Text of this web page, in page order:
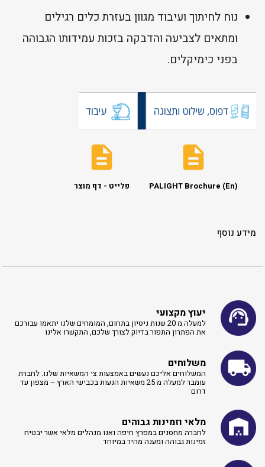
נוח לחיתוך ועיבוד מגוון בעזרת כלים רגילים
ומתאים לצביעה והדבקה בזכות עמידותו הגבוהה
בפני כימיקלים.
PALIGHT Brochure (En) פלייט - דף מוצר
מידע נוסף
יעוץ מקצועי
למעלה מ 20 שנות ניסיון בתחום, המומחים שלנו יתאמו עבורכם
את הפתרון התפור בדיוק לצורך שלכם, התקשרו אלינו ​
משלוחים
המשלוחים אליכם נעשים באמצעות צי המשאיות שלנו. לחברת
עומבר למעלה מ 25 משאיות הנעות בכבישי הארץ – מצפון עד
דרום
מלאי וזמינות גבוהים
לחברה מחסנים במפרץ חיפה ואנו מנהלים מלאי אשר יבטיח
זמינות גבוהה ומענה מהיר במיוחד